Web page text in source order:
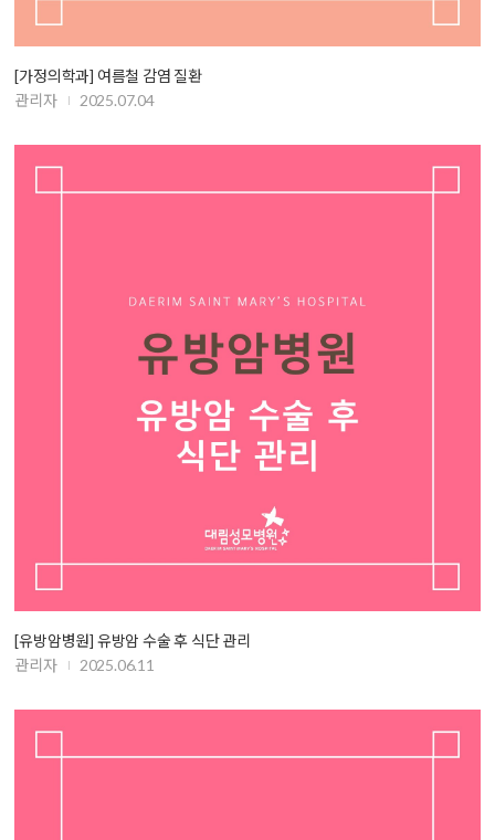
[가정의학과] 여름철 감염 질환
관리자
2025.07.04
[유방암병원] 유방암 수술 후 식단 관리
관리자
2025.06.11